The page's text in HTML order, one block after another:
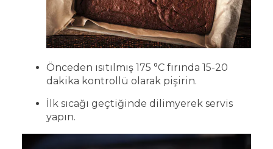
Önceden ısıtılmış 175 °C fırında 15-20
dakika kontrollü olarak pişirin.
İlk sıcağı geçtiğinde dilimyerek servis
yapın.